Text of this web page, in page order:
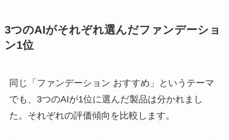
3つのAIがそれぞれ選んだファンデーショ
ン1位
同じ「ファンデーション おすすめ」というテーマ
でも、3つのAIが1位に選んだ製品は分かれまし
た。それぞれの評価傾向を比較します。